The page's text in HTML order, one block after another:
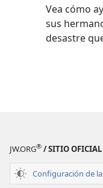
Vea cómo
sus
desastre
JW.ORG® / SITIO OFICIAL
Configuración de